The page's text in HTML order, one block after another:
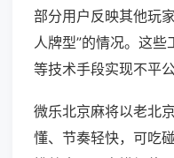
部分用户反映其他玩
人牌型”的情况。这
等技术手段实现不平公
微乐北京麻将以老北
懂、节奏轻快，可吃